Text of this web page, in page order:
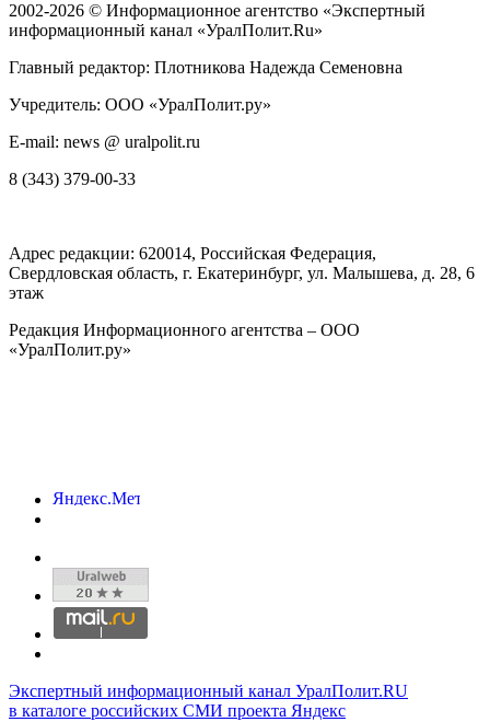
2002-2026 © Информационное агентство «Экспертный
информационный канал «УралПолит.Ru»
Главный редактор: Плотникова Надежда Семеновна
Учредитель: ООО «УралПолит.ру»
E-mail: news @ uralpolit.ru
8 (343) 379-00-33
Адрес редакции: 620014, Российская Федерация,
Свердловская область, г. Екатеринбург, ул. Малышева, д. 28, 6
этаж
Редакция Информационного агентства – ООО
«УралПолит.ру»
Экспертный информационный канал УралПолит.RU
в каталоге российских СМИ проекта Яндекс